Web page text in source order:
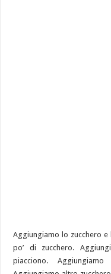
Aggiungiamo lo zucchero e
po’ di zucchero.
piacciono.